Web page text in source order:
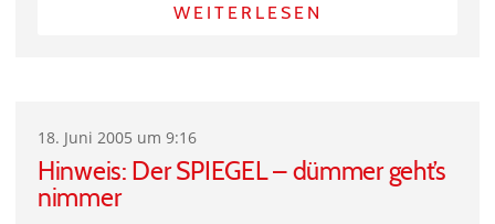
WEITERLESEN
18. Juni 2005 um 9:16
Hinweis: Der SPIEGEL – dümmer geht’s
nimmer